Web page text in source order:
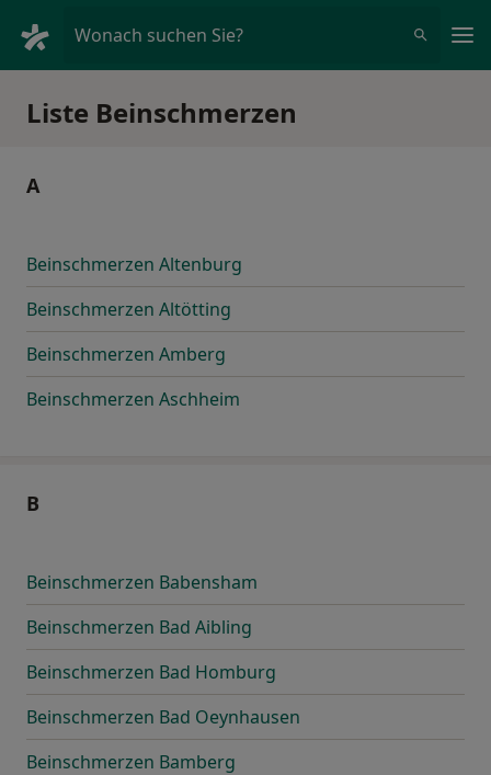
Wonach suchen Sie?
Liste Beinschmerzen
A
Beinschmerzen Altenburg
Beinschmerzen Altötting
Beinschmerzen Amberg
Beinschmerzen Aschheim
B
Beinschmerzen Babensham
Beinschmerzen Bad Aibling
Beinschmerzen Bad Homburg
Beinschmerzen Bad Oeynhausen
Beinschmerzen Bamberg